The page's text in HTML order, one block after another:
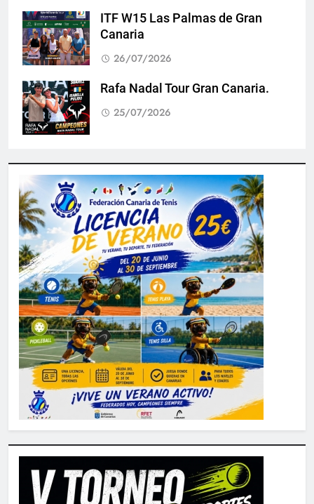
ITF W15 Las Palmas de Gran
Canaria
26/07/2026
Rafa Nadal Tour Gran Canaria.
25/07/2026